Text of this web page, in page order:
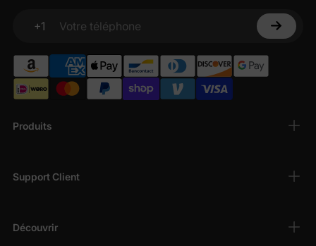
Produits
Support Client
Découvrir
+1
Votre téléphone